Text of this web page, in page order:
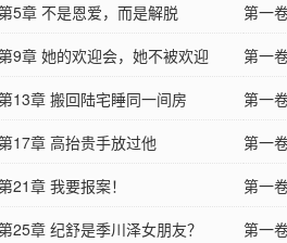
5章 不是恩爱，而是解脱
第一
9章 她的欢迎会，她不被欢迎
第一
13章 搬回陆宅睡同一间房
第一
17章 高抬贵手放过他
第一
声吗
21章 我要报案！
第一
25章 纪舒是季川泽女朋友？
第一